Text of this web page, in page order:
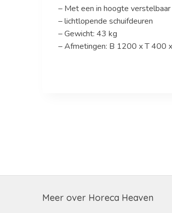
– Met een in hoogte verstelbaar
– lichtlopende schuifdeuren
– Gewicht: 43 kg
– Afmetingen: B 1200 x T 400
Meer over Horeca Heaven